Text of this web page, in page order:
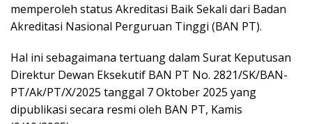
memperoleh status Akreditasi Baik Sekali dari Badan
Akreditasi Nasional Perguruan Tinggi (BAN PT).
Hal ini sebagaimana tertuang dalam Surat Keputusan
Direktur Dewan Eksekutif BAN PT No. 2821/SK/BAN-
PT/Ak/PT/X/2025 tanggal 7 Oktober 2025 yang
dipublikasi secara resmi oleh BAN PT, Kamis